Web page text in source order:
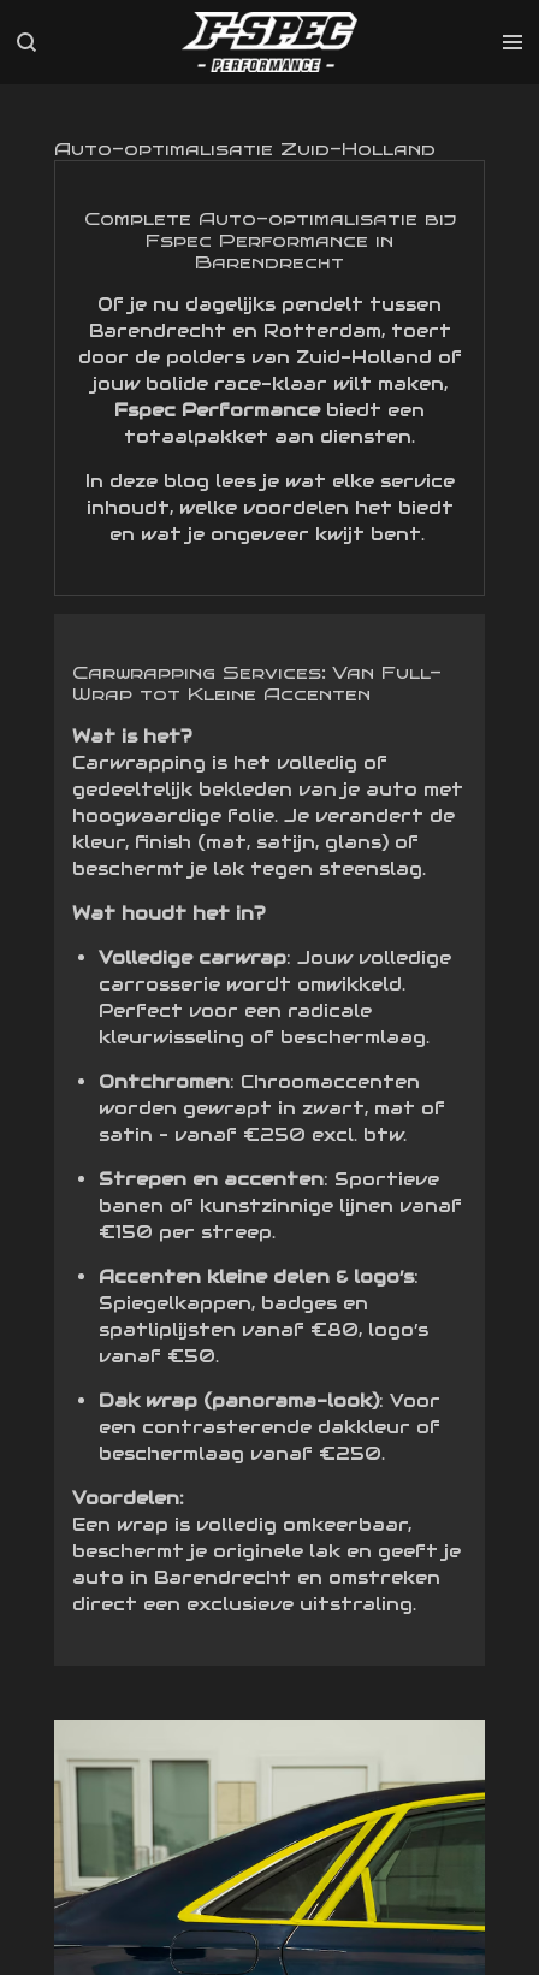
direct
Auto-optimalisatie Zuid-Holland
Complete Auto-optimalisatie bij
Fspec Performance in
Barendrecht
Of je nu dagelijks pendelt tussen
Barendrecht en Rotterdam, toert
door de polders van Zuid-Holland of
jouw bolide race-klaar wilt maken,
Fspec Performancebiedt een
totaalpakket aan diensten.
In deze blog lees je wat elke service
inhoudt, welke voordelen het biedt
en wat je ongeveer kwijt bent.
Carwrapping Services: Van Full-
Wrap tot Kleine Accenten
Wat is het?
Carwrapping is het volledig of
gedeeltelijk bekleden van je auto met
hoogwaardige folie. Je verandert de
kleur, finish (mat, satijn, glans) of
beschermt je lak tegen steenslag.
Wat houdt het in?
Volledige carwrap: Jouw volledige
carrosserie wordt omwikkeld.
Perfect voor een radicale
kleurwisseling of beschermlaag.
Ontchromen: Chroomaccenten
worden gewrapt in zwart, mat of
satin – vanaf €250 excl. btw.
Strepen en accenten: Sportieve
banen of kunstzinnige lijnen vanaf
€150 per streep.
Accenten kleine delen & logo’s:
Spiegelkappen, badges en
spatliplijsten vanaf €80, logo’s
vanaf €50.
Dak wrap (panorama-look): Voor
een contrasterende dakkleur of
beschermlaag vanaf €250.
Voordelen:
Een wrap is volledig omkeerbaar,
beschermt je originele lak en geeft je
auto in Barendrecht en omstreken
direct een exclusieve uitstraling.